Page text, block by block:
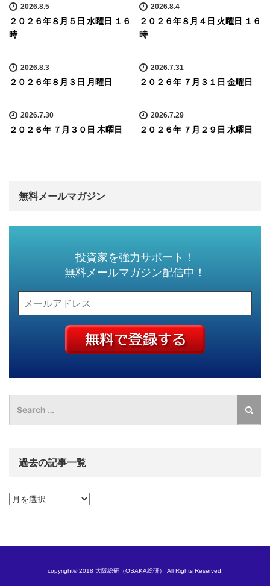
2026.8.5
２０２６年８月５日 水曜日 １６
時
2026.8.4
２０２６年８月４日 火曜日 １６
時
2026.8.3
２０２６年８月３日 月曜日
2026.7.31
２０２６年 ７月３１日 金曜日
2026.7.30
２０２６年 ７月３０日 木曜日
2026.7.29
２０２６年 ７月２９日 水曜日
無料メールマガジン
投資家を強力サポート！
無料メールマガジン配信中！
過去の記事一覧
過
事
copyright© 2018 大阪総研（OSAKA総研） All Rights Reserved.